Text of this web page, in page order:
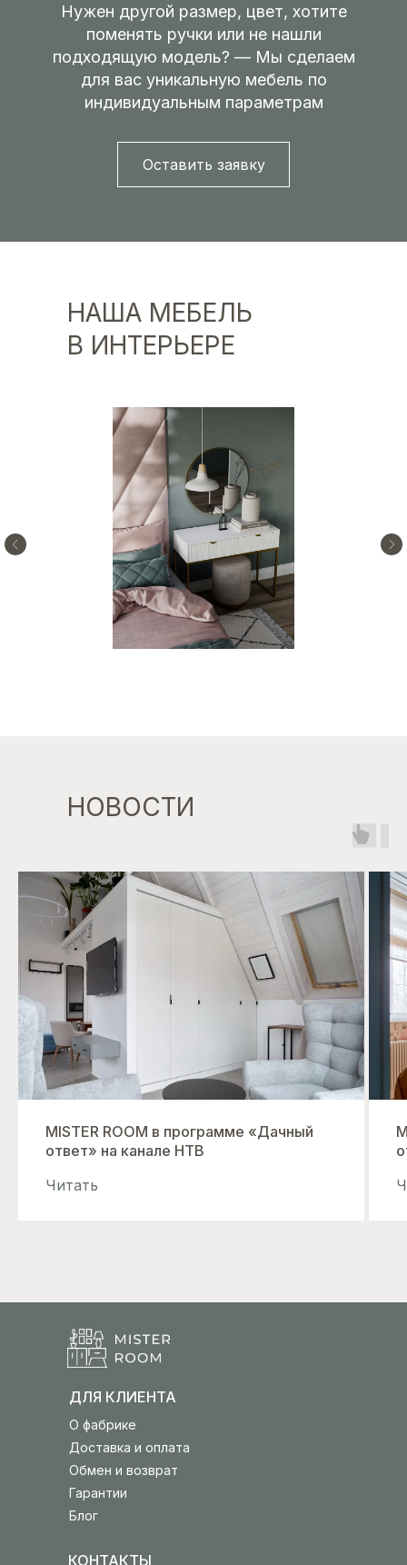
Нужен другой размер, цвет, хотите
поменять ручки или не нашли
подходящую модель? — Мы сделаем
для вас уникальную мебель по
индивидуальным параметрам
Оставить заявку
НАША МЕБЕЛЬ
В ИНТЕРЬЕРЕ
НОВОСТИ
MISTER ROOM в программе «Дачный
ответ» на канале НТВ
Читать
Блог
Гарантии
Обмен и возврат
Доставка и оплата
О фабрике
ДЛЯ КЛИЕНТА
КОНТАКТЫ